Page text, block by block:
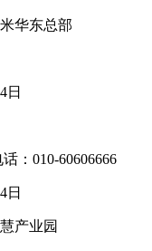
华东总部
日
：010-60606666
日
产业园